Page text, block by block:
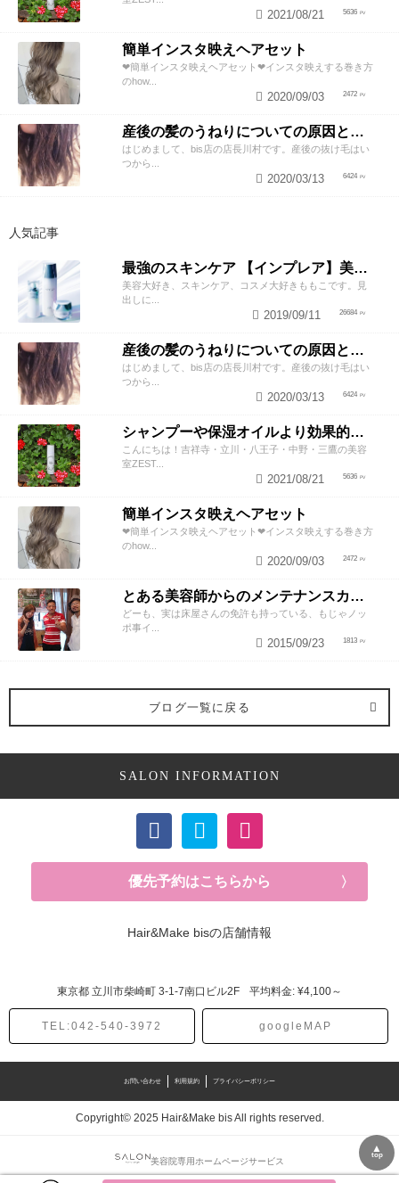
5636
2021/08/21
簡単インスタ映えヘアセット
❤︎簡単インスタ映えヘアセット❤︎インスタ映えする巻き方
のhow...
2472
2020/09/03
産後の髪のうねりについての原因と対策！
はじめまして、bis店の店長川村です。産後の抜け毛はい
つから...
6424
2020/03/13
人気記事
最強のスキンケア 【インプレア】美容師がオススメする、神ポイント5つ公開！
美容大好き、スキンケア、コスメ大好きももこです。見
出しに...
26684
2019/09/11
産後の髪のうねりについての原因と対策！
はじめまして、bis店の店長川村です。産後の抜け毛はい
つから...
6424
2020/03/13
シャンプーや保湿オイルより効果的！？美容師が教える頭皮の臭い＆乾燥ケアとは
こんにちは！吉祥寺・立川・八王子・中野・三鷹の美容
室ZEST...
5636
2021/08/21
簡単インスタ映えヘアセット
❤︎簡単インスタ映えヘアセット❤︎インスタ映えする巻き方
のhow...
2472
2020/09/03
とある美容師からのメンテナンスカットのススメ
どーも、実は床屋さんの免許も持っている、もじゃノッ
ポ事イ...
1813
2015/09/23
ブログ一覧に戻る
SALON INFORMATION
優先予約はこちらから
Hair&Make bisの店舗情報
東京都 立川市柴崎町 3-1-7南口ビル2F 平均料金: ¥4,100～
TEL:042-540-3972 googleMAP
お問い合わせ 利用規約 プライバシーポリシー
Copyright© 2025 Hair&Make bis All rights reserved.
美容院専用ホームページサービス
▲
top